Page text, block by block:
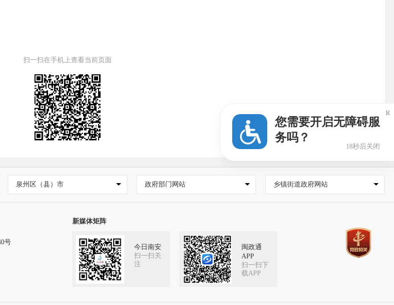
扫一扫在手机上查看当前页面
泉州区（县）市 政府部门网站 乡镇街道政府网站
号
新媒体矩阵
今日南安
扫一扫关
注
闽政通
APP
扫一扫下
载APP
您需要开启无障碍服
务吗？
17秒后关闭
